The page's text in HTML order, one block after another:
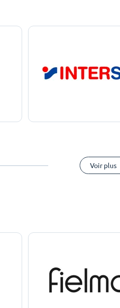
Voir plus